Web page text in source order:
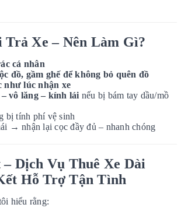
Xe – Nên Làm Gì?
cá nhân
đồ, gầm ghế để không bỏ quên đồ
như lúc nhận xe
vô lăng – kính lái nếu bị bám tay dầu/mồ
bị tính phí vệ sinh
→ nhận lại cọc đầy đủ – nhanh chóng
Dịch Vụ Thuê Xe Dài
Hỗ Trợ Tận Tình
hiểu rằng: